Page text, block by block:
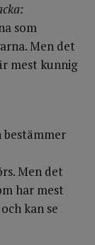
som
Men det
mest kunnig
Men det
har mest
kan se